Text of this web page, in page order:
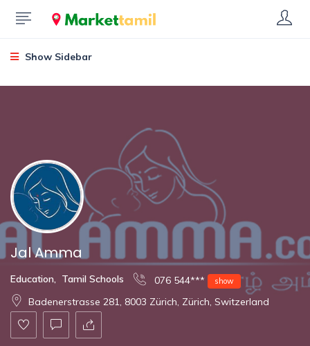
Show Sidebar
Jal Amma
Education, Tamil Schools 076 544*** show
Badenerstrasse 281, 8003 Zürich, Zürich, Switzerland